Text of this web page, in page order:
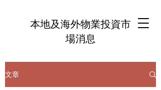
本地及海外物業投資市
場消息
文章